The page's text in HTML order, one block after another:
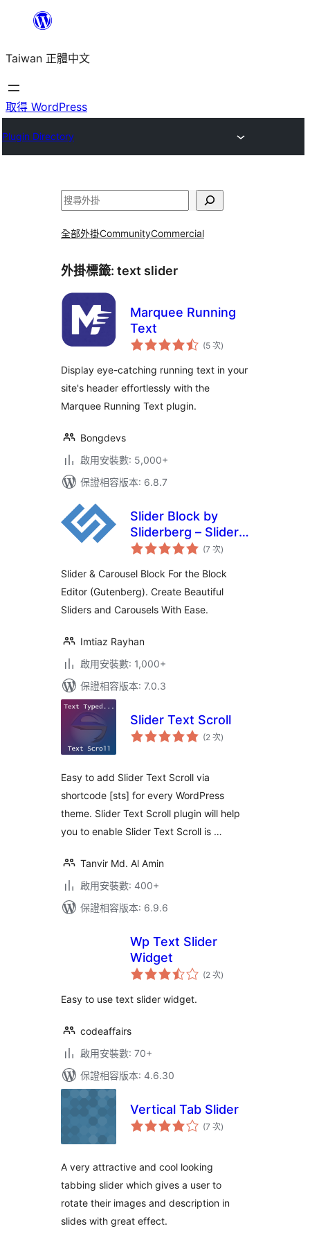
主
要
內
Taiwan 正體中文
取得 WordPress
Plugin Directory
搜
全部外掛CommunityCommercial
外掛標籤: text slider
Marquee Running
Text
(5 次評
分
數
)
Display eye-catching running text in your
site's header effortlessly with the
Marquee Running Text plugin.
Bongdevs
啟用安裝數: 5,000+
保證相容版本: 6.8.7
Slider Block by
Sliderberg – Slider
& Carousel Plugin
(7 次評
分
數
)
Slider & Carousel Block For the Block
Editor (Gutenberg). Create Beautiful
Sliders and Carousels With Ease.
Imtiaz Rayhan
啟用安裝數: 1,000+
保證相容版本: 7.0.3
Slider Text Scroll
(2 次評
分)
Easy to add Slider Text Scroll via
shortcode [sts] for every WordPress
theme. Slider Text Scroll plugin will help
you to enable Slider Text Scroll is …
Tanvir Md. Al Amin
啟用安裝數: 400+
保證相容版本: 6.9.6
Wp Text Slider
Widget
(2 次評
分)
Easy to use text slider widget.
codeaffairs
啟用安裝數: 70+
保證相容版本: 4.6.30
Vertical Tab Slider
(7 次評
分)
A very attractive and cool looking
tabbing slider which gives a user to
rotate their images and description in
slides with great effect.